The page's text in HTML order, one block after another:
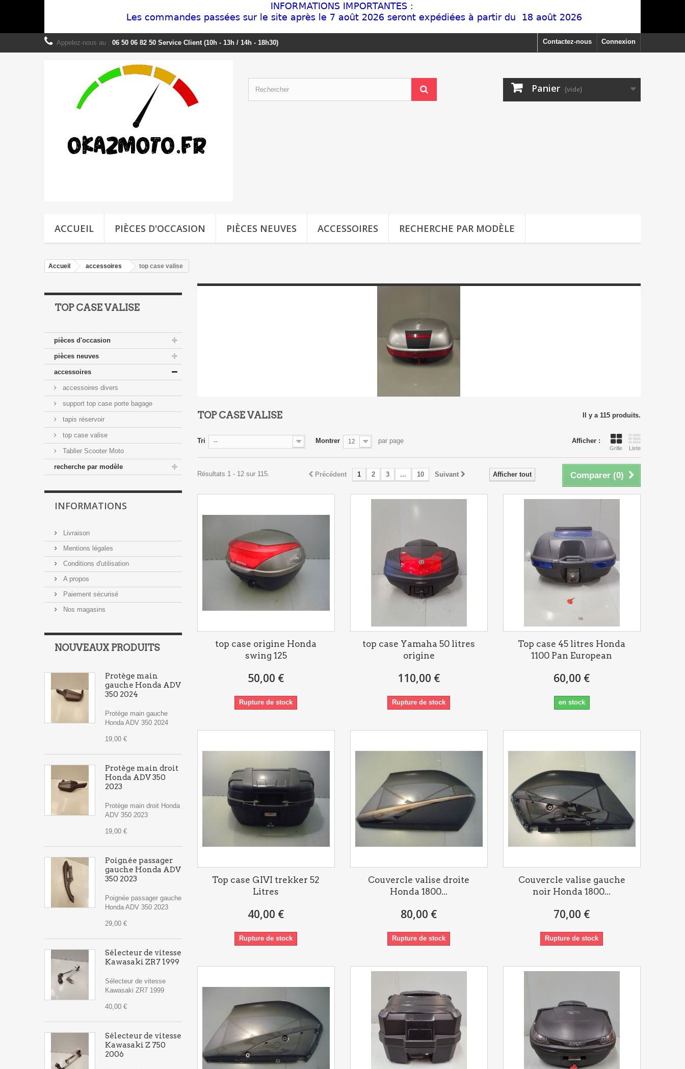
Connexion
Contactez-nous
Appelez-nous au : 06 50 06 82 50 Service Client (10h - 13h / 14h - 18h30)
Panier (vide)
ACCUEIL PIÈCES D'OCCASION PIÈCES NEUVES ACCESSOIRES RECHERCHE PAR MODÈLE
Accueil accessoires top case valise
TOP CASE VALISE
pièces d'occasion
pièces neuves
accessoires
accessoires divers
support top case porte bagage
tapis réservoir
top case valise
Tablier Scooter Moto
recherche par modèle
INFORMATIONS
Livraison
Mentions légales
Conditions d'utilisation
A propos
Paiement sécurisé
Nos magasins
NOUVEAUX PRODUITS
Protège main
gauche Honda ADV
350 2024
Protège main gauche
Honda ADV 350 2024
19,00 €
Protège main droit
Honda ADV 350
2023
Protège main droit Honda
ADV 350 2023
19,00 €
Poignée passager
gauche Honda ADV
350 2023
Poignée passager gauche
Honda ADV 350 2023
29,00 €
Sélecteur de vitesse
Kawasaki ZR7 1999
Sélecteur de vitesse
Kawasaki ZR7 1999
40,00 €
Sélecteur de vitesse
Kawasaki Z 750
2006
TOP CASE VALISE Il y a 115 produits.
Afficher :
Grille Liste
Tri -- Montrer 12 par page
Comparer (0)
Afficher tout
Précédent 1 2 3 ... 10 Suivant
Résultats 1 - 12 sur 115.
top case origine Honda
swing 125
50,00 €
Rupture de stock
top case Yamaha 50 litres
origine
110,00 €
Rupture de stock
Top case 45 litres Honda
1100 Pan European
60,00 €
en stock
Top case GIVI trekker 52
Litres
40,00 €
Rupture de stock
Couvercle valise droite
Honda 1800...
80,00 €
Rupture de stock
Couvercle valise gauche
noir Honda 1800...
70,00 €
Rupture de stock